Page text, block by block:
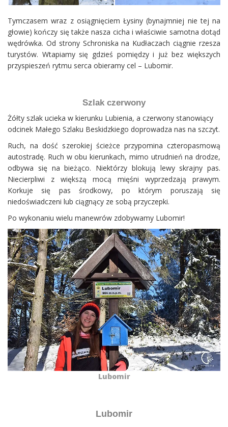
Tymczasem wraz z osiągnięciem Łysiny (bynajmniej nie tej na
głowie) kończy się także nasza cicha i właściwie samotna dotąd
wędrówka. Od strony Schroniska na Kudłaczach ciągnie rzesza
turystów. Wtapiamy się gdzieś pomiędzy i już bez większych
przyspieszeń rytmu serca obieramy cel – Lubomir.
Szlak czerwony
Żółty szlak ucieka w kierunku Lubienia, a czerwony stanowiący
odcinek Małego Szlaku Beskidzkiego doprowadza nas na szczyt.
Ruch, na dość szerokiej ścieżce przypomina czteropasmową
autostradę. Ruch w obu kierunkach, mimo utrudnień na drodze,
odbywa się na bieżąco. Niektórzy blokują lewy skrajny pas.
Niecierpliwi z większą mocą mięśni wyprzedzają prawym.
Korkuje się pas środkowy, po którym poruszają się
niedoświadczeni lub ciągnący ze sobą przyczepki.
Po wykonaniu wielu manewrów zdobywamy Lubomir!
Lubomir
Lubomir